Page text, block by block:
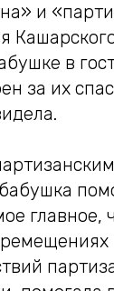
и
в
за их
главное,